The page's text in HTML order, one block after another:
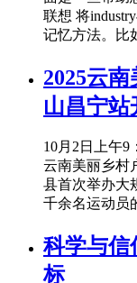
联想 将
记忆方法。比
2025云
山昌宁站
10月2日上午9
云南美丽乡村
县首次举办大
千余名运动员
科学与信
标